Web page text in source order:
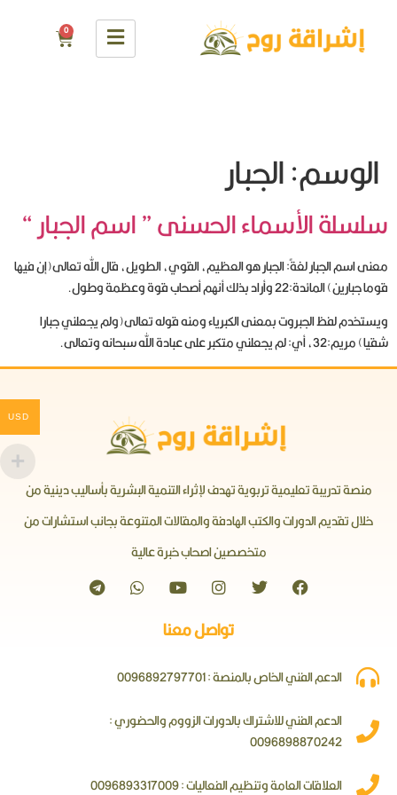
0
الوسم:الجبار
سلسلة الأسماء الحسنى ” اسم الجبار “
معنى اسم الجبار لغةً: الجبار هو العظيم، القوي، الطويل، قال الله تعالى(إن فيها
قوما جبارين) المائدة:22 وأراد بذلك أنهم أصحاب قوة وعظمة وطول.
ويستخدم لفظ الجبروت بمعنى الكبرياء ومنه قوله تعالى(ولم يجعلني جبارا
شقيا) مريم:32، أي: لم يجعلني متكبر على عبادة الله سبحانه وتعالى.
منصة تدريبة تعليمية تربوية تهدف لإثراء التنمية البشرية بأساليب دينية من
خلال تقديم الدورات والكتب الهادفة والمقالات المتنوعة بجانب استشارات من
متخصصين اصحاب خبرة عالية
تواصل معنا
الدعم الفني الخاص بالمنصة : 0096892797701
الدعم الفني للاشتراك بالدورات الزووم والحضوري :
0096898870242
العلاقات العامة وتنظيم الفعاليات : 0096893317009
USD